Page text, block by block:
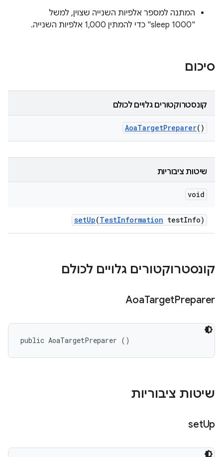
המתנה למספר אלפיות השנייה שצוין, למשל
"sleep 1000" כדי להמתין 1,000 אלפיות השנייה.
סיכום
קונסטרוקטורים גלויים לכולם
AoaTargetPreparer()
שיטות ציבוריות
void
setUp(TestInformation testInfo)
קונסטרוקטורים גלויים לכולם
AoaTargetPreparer
public AoaTargetPreparer ()
שיטות ציבוריות
setUp